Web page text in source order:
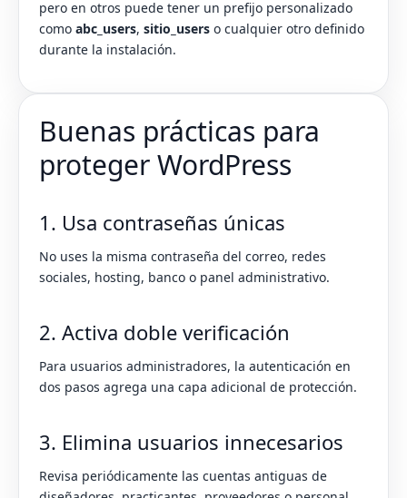
pero en otros puede tener un prefijo personalizado
como abc_users, sitio_users o cualquier otro definido
durante la instalación.
Buenas prácticas para
proteger WordPress
1. Usa contraseñas únicas
No uses la misma contraseña del correo, redes
sociales, hosting, banco o panel administrativo.
2. Activa doble verificación
Para usuarios administradores, la autenticación en
dos pasos agrega una capa adicional de protección.
3. Elimina usuarios innecesarios
Revisa periódicamente las cuentas antiguas de